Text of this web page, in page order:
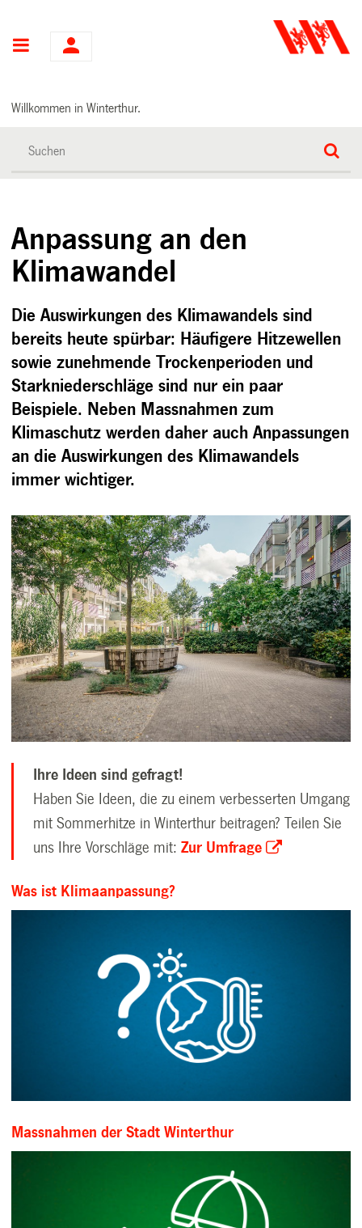
Hauptnavigation
Willkommen in Winterthur.
Anpassung an den
Klimawandel
Die Auswirkungen des Klimawandels sind
bereits heute spürbar: Häufigere Hitzewellen
sowie zunehmende Trockenperioden und
Starkniederschläge sind nur ein paar
Beispiele. Neben Massnahmen zum
Klimaschutz werden daher auch Anpassungen
an die Auswirkungen des Klimawandels
immer wichtiger.
Ihre Ideen sind gefragt!
Haben Sie Ideen, die zu einem verbesserten Umgang
mit Sommerhitze in Winterthur beitragen? Teilen Sie
uns Ihre Vorschläge mit:Zur Umfrage
Was ist Klimaanpassung?
Massnahmen der Stadt Winterthur